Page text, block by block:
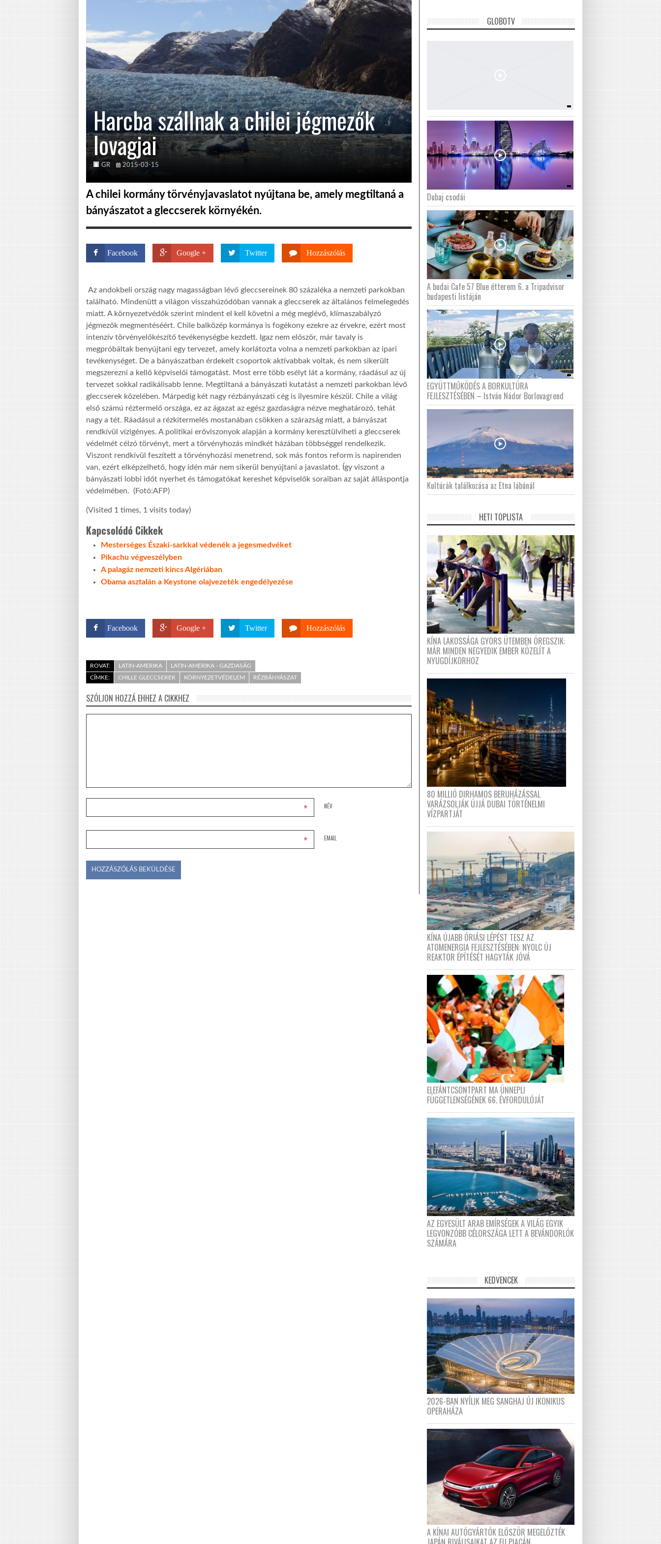
Harcba szállnak a chilei jégmezők
lovagjai
GR 2015-03-15
A chilei kormány törvényjavaslatot nyújtana be, amely megtiltaná a
bányászatot a gleccserek környékén.
Facebook Google + Twitter Hozzászólás
Az andokbeli ország nagy magasságban lévő gleccsereinek 80 százaléka a nemzeti parkokban
található. Mindenütt a világon visszahúzódóban vannak a gleccserek az általános felmelegedés
miatt. A környezetvédők szerint mindent el kell követni a még meglévő, klímaszabályzó
jégmezők megmentéséért. Chile balközép kormánya is fogékony ezekre az érvekre, ezért most
intenzív törvényelőkészítő tevékenységbe kezdett. Igaz nem először, már tavaly is
megpróbáltak benyújtani egy tervezet, amely korlátozta volna a nemzeti parkokban az ipari
tevékenységet. De a bányászatban érdekelt csoportok aktívabbak voltak, és nem sikerült
megszerezni a kellő képviselői támogatást. Most erre több esélyt lát a kormány, ráadásul az új
tervezet sokkal radikálisabb lenne. Megtiltaná a bányászati kutatást a nemzeti parkokban lévő
gleccserek közelében. Márpedig két nagy rézbányászati cég is ilyesmire készül. Chile a világ
első számú réztermelő országa, ez az ágazat az egész gazdaságra nézve meghatározó, tehát
nagy a tét. Ráadásul a rézkitermelés mostanában csökken a szárazság miatt, a bányászat
rendkívül vízigényes. A politikai erőviszonyok alapján a kormány keresztülviheti a gleccserek
védelmét célzó törvényt, mert a törvényhozás mindkét házában többséggel rendelkezik.
Viszont rendkívül feszített a törvényhozási menetrend, sok más fontos reform is napirenden
van, ezért elképzelhető, hogy idén már nem sikerül benyújtani a javaslatot. Így viszont a
bányászati lobbi időt nyerhet és támogatókat kereshet képviselők soraiban az saját álláspontja
védelmében. (Fotó:AFP)
(Visited 1 times, 1 visits today)
Kapcsolódó Cikkek
Mesterséges Északi-sarkkal védenék a jegesmedvéket
Pikachu végveszélyben
A palagáz nemzeti kincs Algériában
Obama asztalán a Keystone olajvezeték engedélyezése
Facebook Google + Twitter Hozzászólás
ROVAT: LATIN-AMERIKA
LATIN-AMERIKA - GAZDASÁG
CÍMKE:
CHILLE GLECCSEREK KÖRNYEZETVÉDELEM RÉZBÁNYÁSZAT
SZÓLJON HOZZÁ EHHEZ A CIKKHEZ
NÉV
*
EMAIL
*
GLOBOTV
Dubaj csodái
A budai Cafe 57 Blue étterem 6. a Tripadvisor
budapesti listáján
EGYÜTTMŰKÖDÉS A BORKULTÚRA
FEJLESZTÉSÉBEN – István Nádor Borlovagrend
Kultúrák találkozása az Etna lábánál
HETI TOPLISTA
KÍNA LAKOSSÁGA GYORS ÜTEMBEN ÖREGSZIK:
MÁR MINDEN NEGYEDIK EMBER KÖZELÍT A
NYUGDÍJKORHOZ
80 MILLIÓ DIRHAMOS BERUHÁZÁSSAL
VARÁZSOLJÁK ÚJJÁ DUBAI TÖRTÉNELMI
VÍZPARTJÁT
KÍNA ÚJABB ÓRIÁSI LÉPÉST TESZ AZ
ATOMENERGIA FEJLESZTÉSÉBEN: NYOLC ÚJ
REAKTOR ÉPÍTÉSÉT HAGYTÁK JÓVÁ
ELEFÁNTCSONTPART MA ÜNNEPLI
FÜGGETLENSÉGÉNEK 66. ÉVFORDULÓJÁT
AZ EGYESÜLT ARAB EMÍRSÉGEK A VILÁG EGYIK
LEGVONZÓBB CÉLORSZÁGA LETT A BEVÁNDORLÓK
SZÁMÁRA
KEDVENCEK
2026-BAN NYÍLIK MEG SANGHAJ ÚJ IKONIKUS
OPERAHÁZA
A KÍNAI AUTÓGYÁRTÓK ELŐSZÖR MEGELŐZTÉK